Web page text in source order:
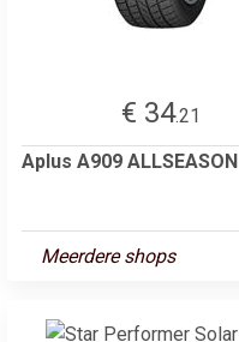
€ 34.21
Aplus A909 ALLSEASON
Meerdere shops